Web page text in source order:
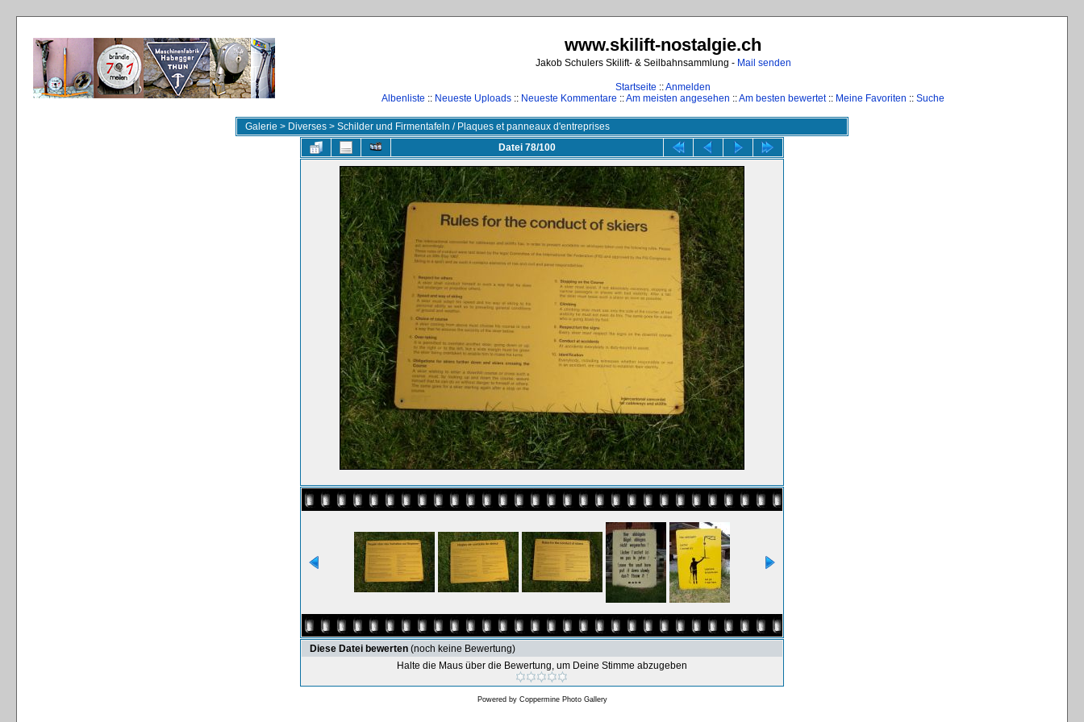
www.skilift-nostalgie.ch
Jakob Schulers Skilift- & Seilbahnsammlung - Mail senden
Startseite ::Anmelden
Albenliste :: Neueste Uploads :: Neueste Kommentare ::Am meisten angesehen ::Am besten bewertet:: Meine Favoriten :: Suche
Galerie > Diverses > Schilder und Firmentafeln / Plaques et panneaux d'entreprises
Datei 78/100
Diese Datei bewerten (noch keine Bewertung)
Halte die Maus über die Bewertung, um Deine Stimme abzugeben
Powered by Coppermine Photo Gallery